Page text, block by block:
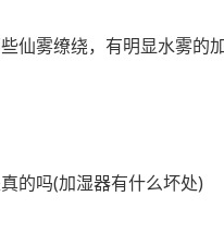
仙雾缭绕，有明显水雾的